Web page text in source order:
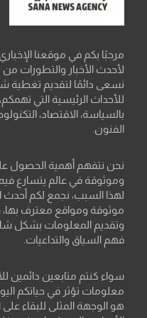
مرحبًا بكم في موقعنا
لأحدث الأخبار والتطورات من
نسعى دائمًا لتقديم تغطية
للأحداث الرئيسية التي
بالسياسة، الاقتصاد،
الفنون.
نحن نتفهم أهمية الحصول
وموثوقة في عالم يتسارع فيه
لهذا السبب، نجمع لكم أحدث
موثوقة ومواقع معترف بها،
وتقديم المعلومات بشكل
فهم السياق والتداعيات.
سواء كنتم متابعين دائمين
معلومات تؤثر في حياتكم
هو الوجهة المثلى للبقاء